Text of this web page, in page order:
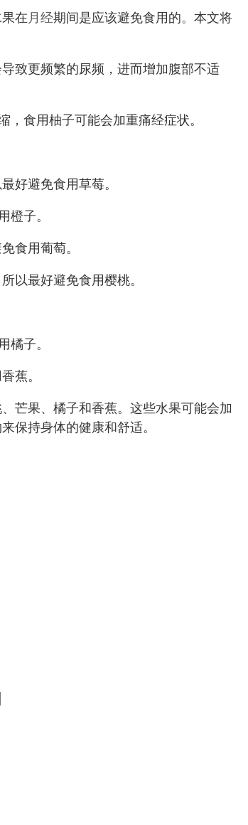
在 月经期间是应该避免食用的。本文将
致更频繁的尿频，进而增加腹部不适
食用柚子可能会加重痛经症状。
好避免食用草莓。
橙子。
食用葡萄。
以最好避免食用樱桃。
橘子。
蕉。
芒果、橘子和香蕉。这些水果可能会加
保持身体的健康和舒适。